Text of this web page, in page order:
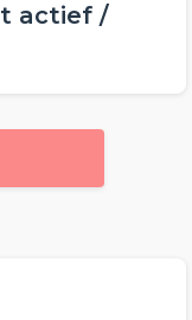
actief /